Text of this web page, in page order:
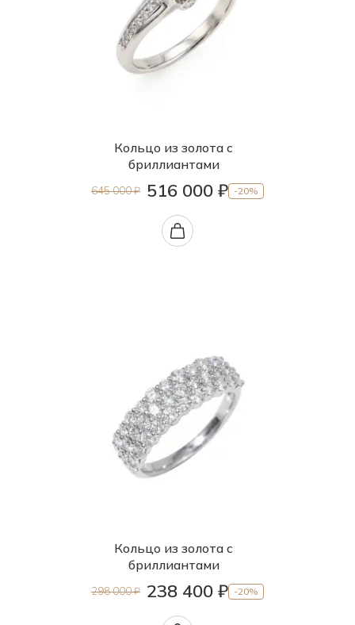
Кольцо из золота с
бриллиантами
645 000 ₽ 516 000 ₽ -20%
Кольцо из золота с
бриллиантами
298 000 ₽ 238 400 ₽ -20%